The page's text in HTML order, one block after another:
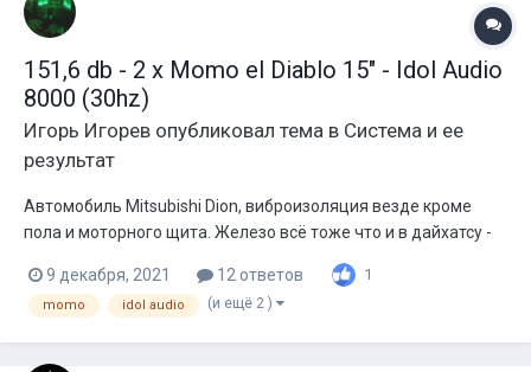
151,6 db - 2 х Momo el Diablo 15" - Idol Audio
8000 (30hz)
Игорь Игорев опубликовал тема в Система и ее
результат
Автомобиль Mitsubishi Dion, виброизоляция везде кроме
пола и моторного щита. Железо всё тоже что и в дайхатсу -
Питание так же кг25 + кислота, штатный генератор 85А (аж
на 30а мощнее чем в териосе). Саб так же подключен в 2ома.
9 декабря, 2021 12 ответов 1
momo idol audio (и ещё 2 )